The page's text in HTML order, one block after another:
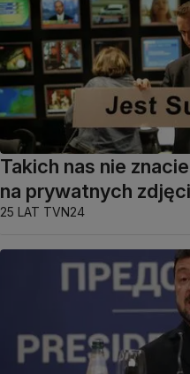
Takich nas nie
na prywatnych
25 LAT TVN24